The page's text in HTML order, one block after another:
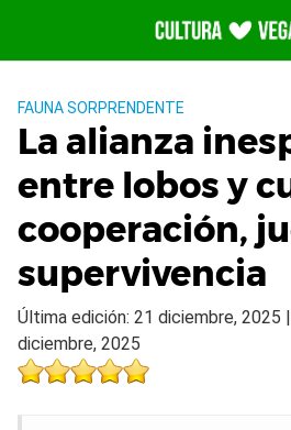
contenido
FAUNA SORPRENDENTE
La alianza
entre lobos y
cooperación,
supervivencia
Última edición: 21 diciembre, 2025
diciembre, 2025